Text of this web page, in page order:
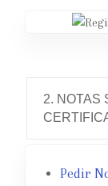
2. NOTAS
Pedir